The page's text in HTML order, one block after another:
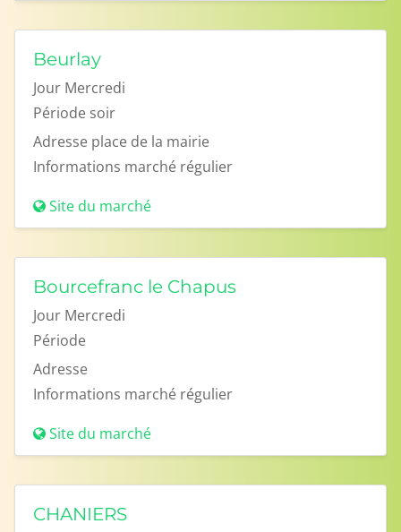
Beurlay
Jour Mercredi
Période soir
Adresse place de la mairie
Informations marché régulier
Site du marché
Bourcefranc le Chapus
Jour Mercredi
Période
Adresse
Informations marché régulier
Site du marché
CHANIERS